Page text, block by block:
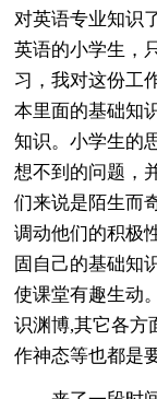
对英语专业知识
英语的小学生，
习，我对这份工
本里面的基础知
知识。小学生的
想不到的问题，
们来说是陌生而
调动他们的积极
固自己的基础知
使课堂有趣生动
识渊博,其它各方
作神态等也都是